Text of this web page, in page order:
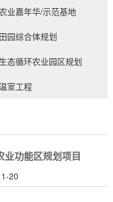
业嘉年华/示范基地
田园综合体规划
生态循环农业园区规划
室工程
业功能区规划项目
20